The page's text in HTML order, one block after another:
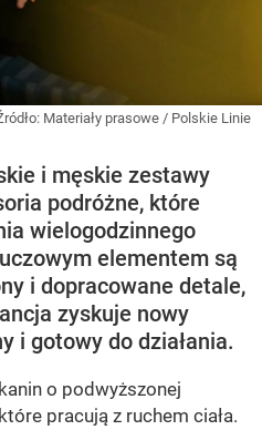
Materiały prasowe / Polskie Linie
i męskie zestawy
podróżne, które
wielogodzinnego
elementem są
i dopracowane detale,
zyskuje nowy
i gotowy do działania.
o podwyższonej
pracują z ruchem ciała.